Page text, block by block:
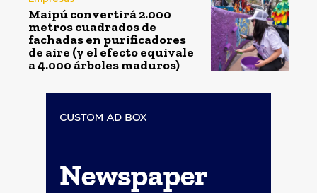
Maipú convertirá 2.000
metros cuadrados de
fachadas en purificadores
de aire (y el efecto equivale
a 4.000 árboles maduros)